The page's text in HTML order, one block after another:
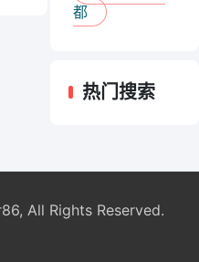
都
热门搜索
All Rights Reserved.